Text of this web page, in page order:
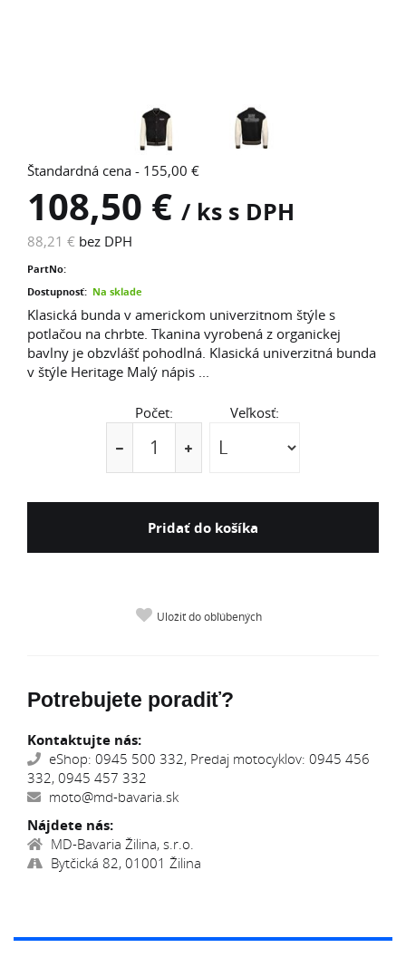
Štandardná cena - 155,00 €
108,50 € / ks s DPH
88,21 € bez DPH
PartNo:
Dostupnosť: Na sklade
Klasická bunda v americkom univerzitnom štýle s
potlačou na chrbte. Tkanina vyrobená z organickej
bavlny je obzvlášť pohodlná. Klasická univerzitná bunda
v štýle Heritage Malý nápis ...
Počet: Veľkosť:
Pridať do košíka
Uložiť do obľúbených
Potrebujete poradiť?
Kontaktujte nás:
eShop: 0945 500 332, Predaj motocyklov: 0945 456
332, 0945 457 332
moto@md-bavaria.sk
Nájdete nás:
MD-Bavaria Žilina, s.r.o.
Bytčická 82, 01001 Žilina